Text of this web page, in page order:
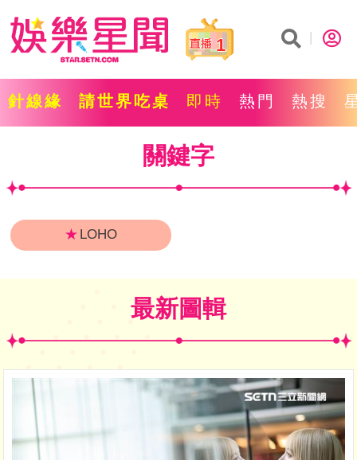
1
針線緣 請世界吃桌 即時 熱門 熱搜
關鍵字
★ LOHO
最新圖輯